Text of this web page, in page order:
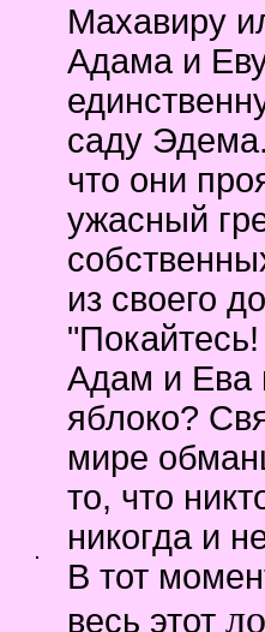
Махавиру
Адама и
саду
что они
ужасный
из своего
Адам и Ева
яблоко?
мире
то, что
никогда и
В тот
весь этот